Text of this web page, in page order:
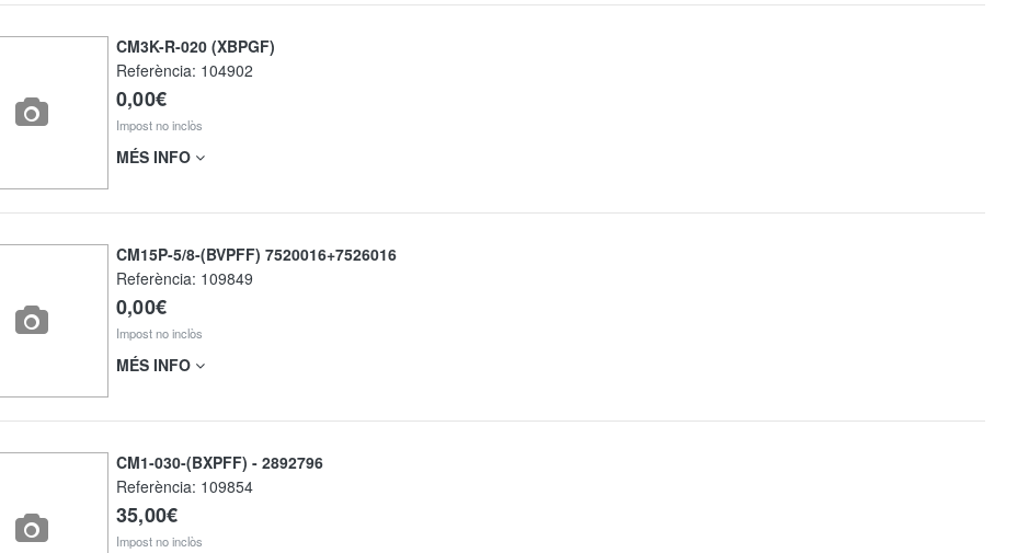
CM3K-R-020 (XBPGF)
Referència: 104902
0,00€
Impost no inclòs
MÉS INFO
CM15P-5/8-(BVPFF) 7520016+7526016
Referència: 109849
0,00€
Impost no inclòs
MÉS INFO
CM1-030-(BXPFF) - 2892796
Referència: 109854
35,00€
Impost no inclòs